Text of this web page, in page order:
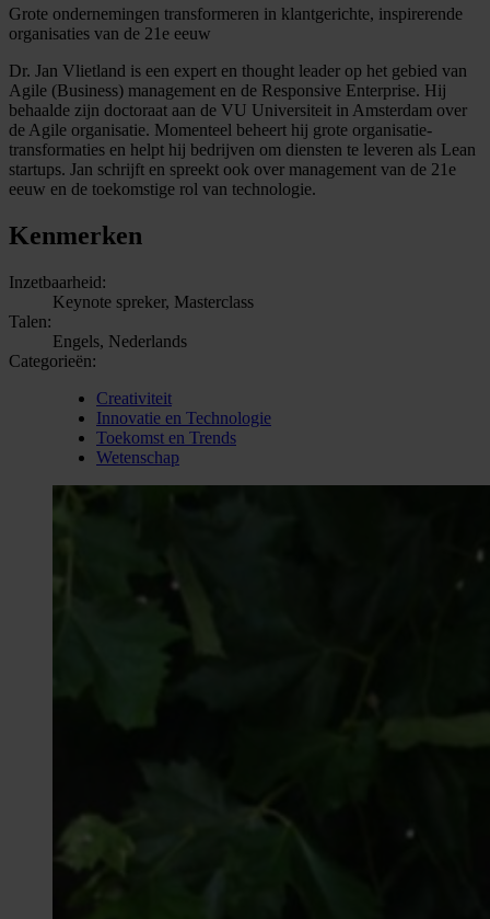
Grote ondernemingen transformeren in klantgerichte, inspirerende
organisaties van de 21e eeuw
Dr. Jan Vlietland is een expert en thought leader op het gebied van
Agile (Business) management en de Responsive Enterprise. Hij
behaalde zijn doctoraat aan de VU Universiteit in Amsterdam over
de Agile organisatie. Momenteel beheert hij grote organisatie-
transformaties en helpt hij bedrijven om diensten te leveren als Lean
startups. Jan schrijft en spreekt ook over management van de 21e
eeuw en de toekomstige rol van technologie.
Kenmerken
Inzetbaarheid:
Keynote spreker, Masterclass
Talen:
Engels, Nederlands
Categorieën:
Creativiteit
Innovatie en Technologie
Toekomst en Trends
Wetenschap